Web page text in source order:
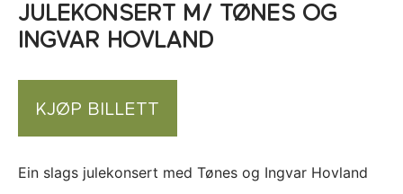
JULEKONSERT M/ TØNES OG
INGVAR HOVLAND
KJØP BILLETT
Ein slags julekonsert med Tønes og Ingvar Hovland